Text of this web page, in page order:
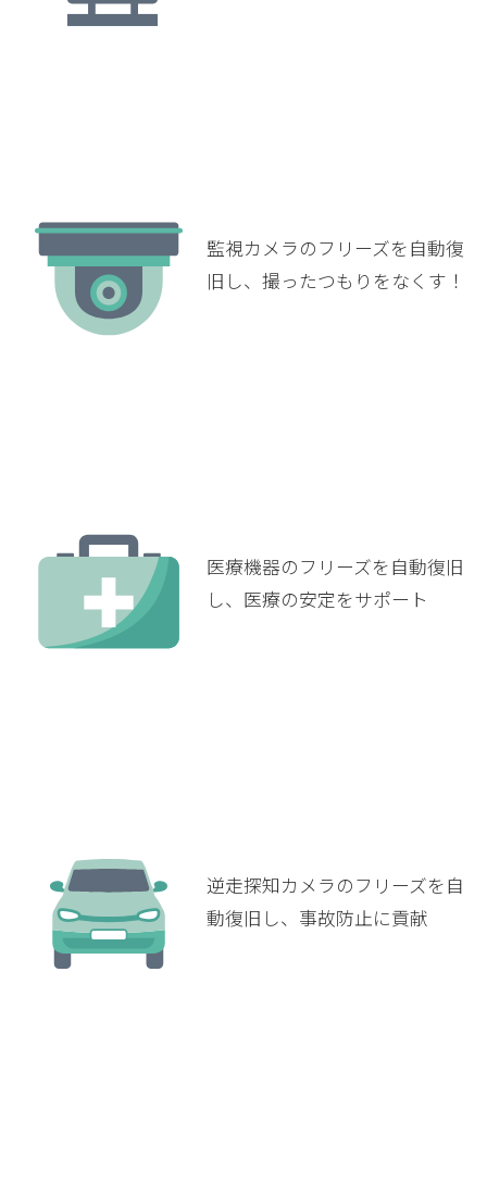
監視カメラのフリーズを自動復
旧し、撮ったつもりをなくす！
医療機器のフリーズを自動復旧
し、医療の安定をサポート
逆走探知カメラのフリーズを自
動復旧し、事故防止に貢献